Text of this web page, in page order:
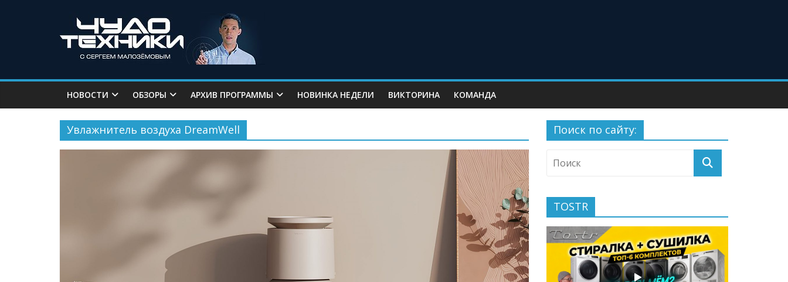
НОВОСТИ ОБЗОРЫ АРХИВ ПРОГРАММЫ НОВИНКА НЕДЕЛИ ВИКТОРИНА КОМАНДА
Увлажнитель воздуха DreamWell Поиск по сайту:
TOSTR